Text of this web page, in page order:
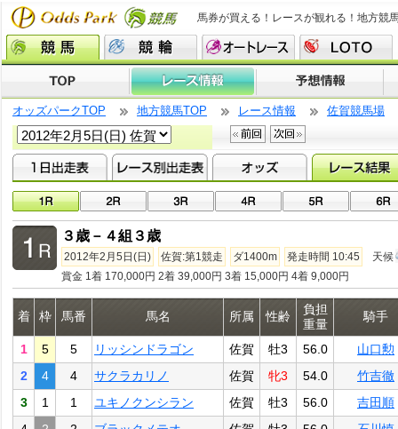
馬券が買える！レースが観れる！地方競
オッズパークTOP 地方競馬TOP レース情報 佐賀競馬場
３歳－４組３歳
2012年2月5日(日) 佐賀:第1競走 ダ1400m 発走時間 10:45
天候
賞金 1着 170,000円 2着 39,000円 3着 15,000円 4着 9,000円
着 枠 馬番 馬名 所属 性齢
負担
重量
騎手
1 5 5 リッシンドラゴン 佐賀 牡3 56.0
山口勲
2
4 4 サクラカリノ 佐賀 牝3 54.0
竹吉徹
3
1 1 ユキノクンシラン 佐賀 牡3 56.0
吉田順